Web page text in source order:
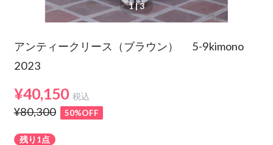
1| 3
アンティークリース（ブラウン） 5-9kimono
2023
¥40,150 税込
¥80,300 50%OFF
残り1点